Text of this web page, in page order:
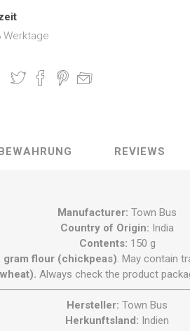
Werktage
REVIEWS
Manufacturer: Town Bus
Country of Origin: India
Contents: 150 g
gram flour (chickpeas). May contain
Always check the product
Hersteller: Town Bus
Herkunftsland: Indien